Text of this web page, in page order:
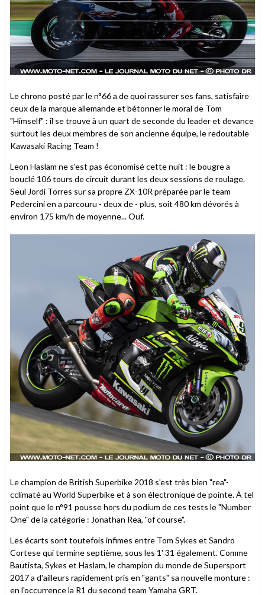
Le chrono posté par le n°66 a de quoi rassurer ses fans, satisfaire
ceux de la marque allemande et bétonner le moral de Tom
"Himself" : il se trouve à un quart de seconde du leader et devance
surtout les deux membres de son ancienne équipe, le redoutable
Kawasaki Racing Team !
Leon Haslam ne s'est pas économisé cette nuit : le bougre a
bouclé 106 tours de circuit durant les deux sessions de roulage.
Seul Jordi Torres sur sa propre ZX-10R préparée par le team
Pedercini en a parcouru - deux de - plus, soit 480 km dévorés à
environ 175 km/h de moyenne... Ouf.
Le champion de British Superbike 2018 s'est très bien "rea"-
cclimaté au World Superbike et à son électronique de pointe. À tel
point que le n°91 pousse hors du podium de ces tests le "Number
One" de la catégorie : Jonathan Rea, "of course".
Les écarts sont toutefois infimes entre Tom Sykes et Sandro
Cortese qui termine septième, sous les 1' 31 également. Comme
Bautista, Sykes et Haslam, le champion du monde de Supersport
2017 a d'ailleurs rapidement pris en "gants" sa nouvelle monture :
en l'occurrence la R1 du second team Yamaha GRT.